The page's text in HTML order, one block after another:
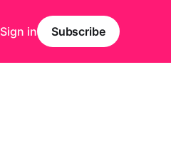
Sign in Subscribe